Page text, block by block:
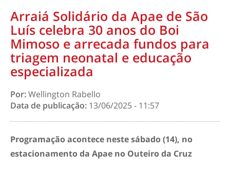
Arraiá Solidário da Apae de São
Luís celebra 30 anos do Boi
Mimoso e arrecada fundos para
triagem neonatal e educação
especializada
Por:Wellington Rabello
Data de publicação: 13/06/2025 - 11:57
Programação acontece neste sábado (14), no
estacionamento da Apae no Outeiro da Cruz